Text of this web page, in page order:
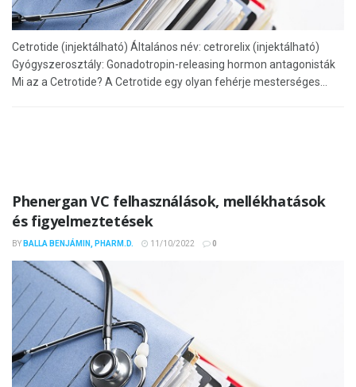
Cetrotide (injektálható) Általános név: cetrorelix (injektálható)
Gyógyszerosztály: Gonadotropin-releasing hormon antagonisták
Mi az a Cetrotide? A Cetrotide egy olyan fehérje mesterséges...
Phenergan VC felhasználások, mellékhatások
és figyelmeztetések
BY BALLA BENJÁMIN, PHARM.D. 11/10/2022 0